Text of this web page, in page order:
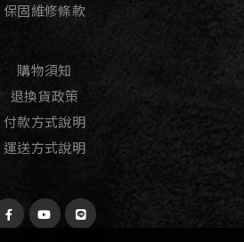
保固維修條款
購物須知
退換貨政策
付款方式說明
運送方式說明